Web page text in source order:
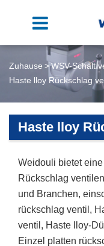
Zuhause WSV-Schalt
Haste lloy Rückschlag
Haste lloy
Weidouli bietet
Rückschlag
und Branchen,
rückschlag ventil,
ventil, Haste lloy-
Einzel platten